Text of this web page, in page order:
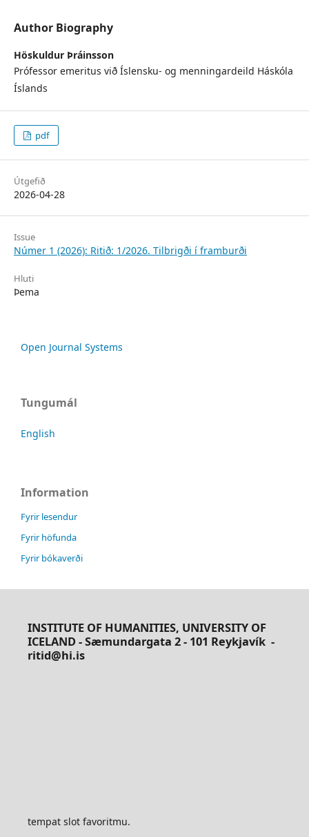
Author Biography
Höskuldur Þráinsson
Prófessor emeritus við Íslensku- og menningardeild Háskóla
Íslands
pdf
Útgefið
2026-04-28
Issue
Númer 1 (2026): Ritið: 1/2026. Tilbrigði í framburði
Hluti
Þema
Open Journal Systems
Tungumál
English
Information
Fyrir lesendur
Fyrir höfunda
Fyrir bókaverði
INSTITUTE OF HUMANITIES, UNIVERSITY OF
ICELAND - Sæmundargata 2 - 101 Reykjavík -
ritid@hi.is
tempat slot favoritmu.